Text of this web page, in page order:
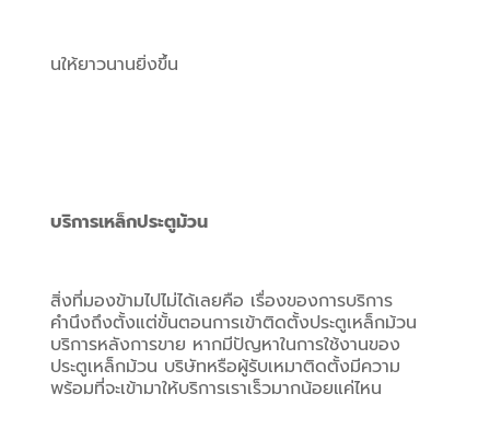
นให้ยาวนานยิ่งขึ้น
บริการเหล็กประตูม้วน
สิ่งที่มองข้ามไปไม่ได้เลยคือ เรื่องของการบริการ
คำนึงถึงตั้งแต่ขั้นตอนการเข้าติดตั้งประตูเหล็กม้วน
บริการหลังการขาย หากมีปัญหาในการใช้งานของ
ประตูเหล็กม้วน บริษัทหรือผู้รับเหมาติดตั้งมีความ
พร้อมที่จะเข้ามาให้บริการเราเร็วมากน้อยแค่ไหน